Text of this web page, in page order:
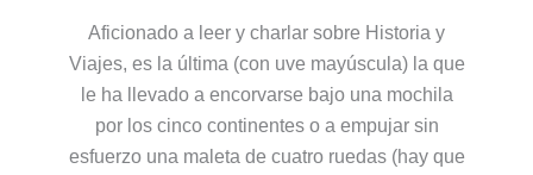
Aficionado a leer y charlar sobre Historia y
Viajes, es la última (con uve mayúscula) la que
le ha llevado a encorvarse bajo una mochila
por los cinco continentes o a empujar sin
esfuerzo una maleta de cuatro ruedas (hay que